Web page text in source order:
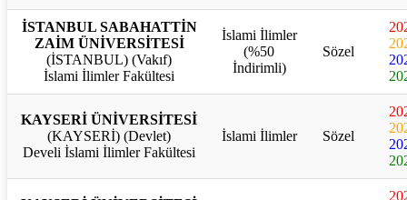
İSTANBUL SABAHATTİN
ZAİM ÜNİVERSİTESİ
(İSTANBUL) (Vakıf)
İslami İlimler Fakültesi
İslami İlimler
(%50
İndirimli)
Sözel
KAYSERİ ÜNİVERSİTESİ
(KAYSERİ) (Devlet)
Develi İslami İlimler Fakültesi
İslami İlimler Sözel